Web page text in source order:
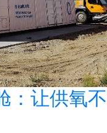
：让供氧不